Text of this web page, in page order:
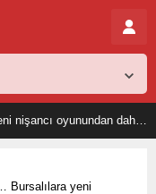
CS 1.6’nın Türkiye’de birçok yeni nişancı oyunundan daha popüler olmasının sebebi nedir?
yeni müjdeler